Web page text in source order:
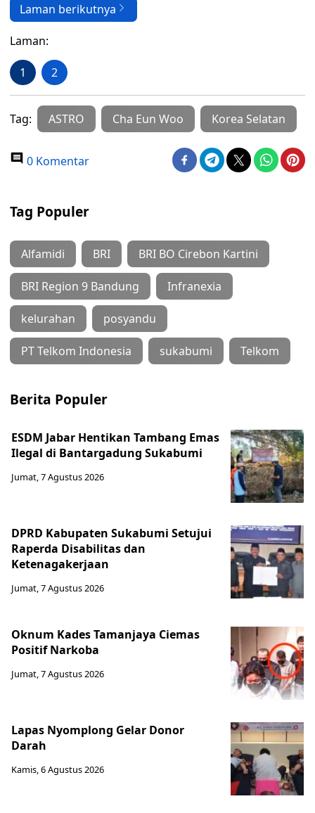
Laman berikutnya
Laman:
1 2
Tag: ASTRO Cha Eun Woo Korea Selatan
0 Komentar
Tag Populer
Alfamidi BRI BRI BO Cirebon Kartini
BRI Region 9 Bandung Infranexia
kelurahan posyandu
PT Telkom Indonesia sukabumi Telkom
Berita Populer
ESDM Jabar Hentikan Tambang Emas
Ilegal di Bantargadung Sukabumi
Jumat, 7 Agustus 2026
DPRD Kabupaten Sukabumi Setujui
Raperda Disabilitas dan
Ketenagakerjaan
Jumat, 7 Agustus 2026
Oknum Kades Tamanjaya Ciemas
Positif Narkoba
Jumat, 7 Agustus 2026
Lapas Nyomplong Gelar Donor
Darah
Kamis, 6 Agustus 2026